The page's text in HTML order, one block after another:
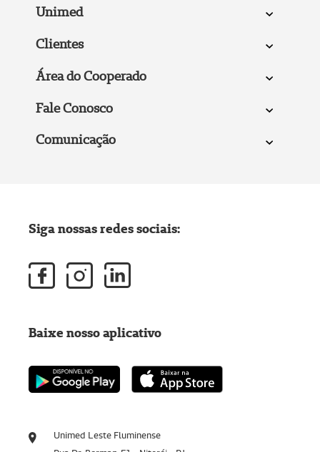
Unimed
Clientes
Área do Cooperado
Fale Conosco
Comunicação
Unimed Leste Fluminense
Siga nossas redes sociais:
Baixe nosso aplicativo